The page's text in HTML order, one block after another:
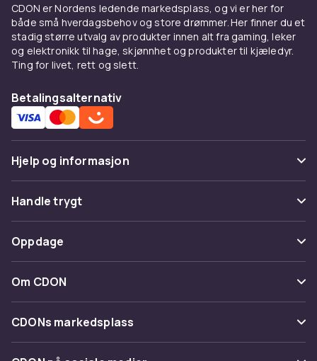
CDON er Nordens ledende markedsplass, og vi er her for
både små hverdagsbehov og store drømmer. Her finner du et
stadig større utvalg av produkter innen alt fra gaming, leker
og elektronikk til hage, skjønnhet og produkter til kjæledyr.
Ting for livet, rett og slett.
Betalingsalternativ
Hjelp og informasjon
Vanlige spørsmål
Spor pakke
Angre & returner her
Kontakt oss
Handle trygt
Betaling
Levering
Tilbakekallinger
Oppdage
Kategorier
Varemerker
Om CDON
Om oss
Kundeanmeldelser
CDONs markedsplass
Merchant Help Center